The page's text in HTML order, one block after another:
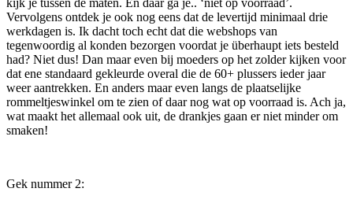
kijk je tussen de maten. En daar ga je.. ‘niet op voorraad’.
Vervolgens ontdek je ook nog eens dat de levertijd minimaal drie
werkdagen is. Ik dacht toch echt dat die webshops van
tegenwoordig al konden bezorgen voordat je überhaupt iets besteld
had? Niet dus! Dan maar even bij moeders op het zolder kijken voor
dat ene standaard gekleurde overal die de 60+ plussers ieder jaar
weer aantrekken. En anders maar even langs de plaatselijke
rommeltjeswinkel om te zien of daar nog wat op voorraad is. Ach ja,
wat maakt het allemaal ook uit, de drankjes gaan er niet minder om
smaken!
Gek nummer 2: